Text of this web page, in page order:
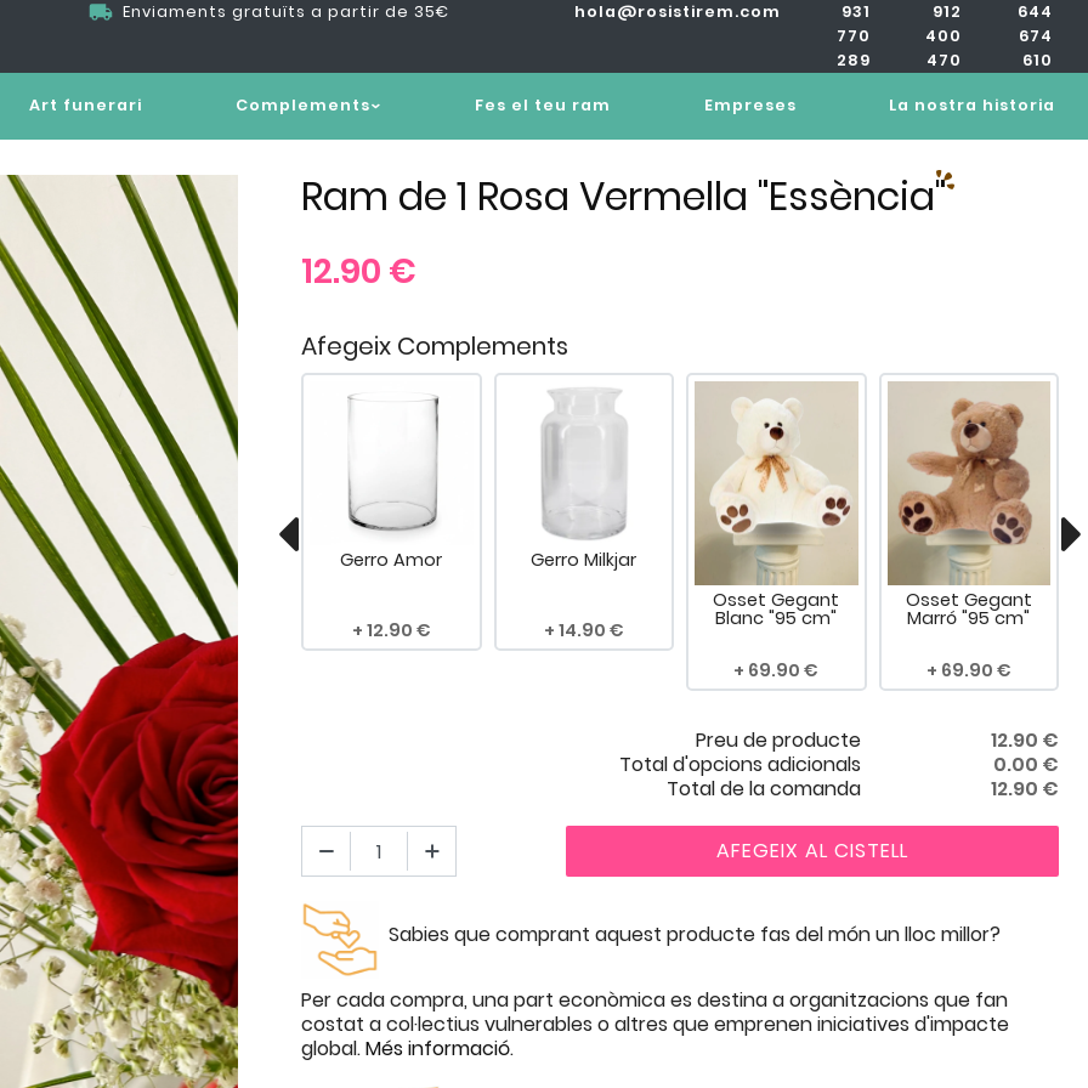
Enviaments gratuïts a partir de 35€ hola@rosistirem.com
931
770
289
912
400
470
644
674
610
Art funerari Complements Fes el teu ram Empreses La nostra historia
Ram de 1 Rosa Vermella "Essència"
12.90 €
Afegeix Complements
Extra Dedicatòria
4.90
Gerro Amor
12.90
Gerro Milkjar
14.90
Osset Gegant
Blanc "95 cm"
69.90
Osset Gegant
Marró "95 cm"
69.90
Preu de producte 12.90 €
Total d'opcions adicionals
0.00 €
Total de la comanda
12.90 €
AFEGEIX AL CISTELL
Sabies que comprant aquest producte fas del món un lloc millor?
Per cada compra, una part econòmica es destina a organitzacions que fan
costat a col·lectius vulnerables o altres que emprenen iniciatives d'impacte
global.Més informació.